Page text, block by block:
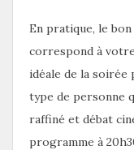
En pratique, le
correspond à
idéale de la soirée
type de personne
raffiné et débat
programme à